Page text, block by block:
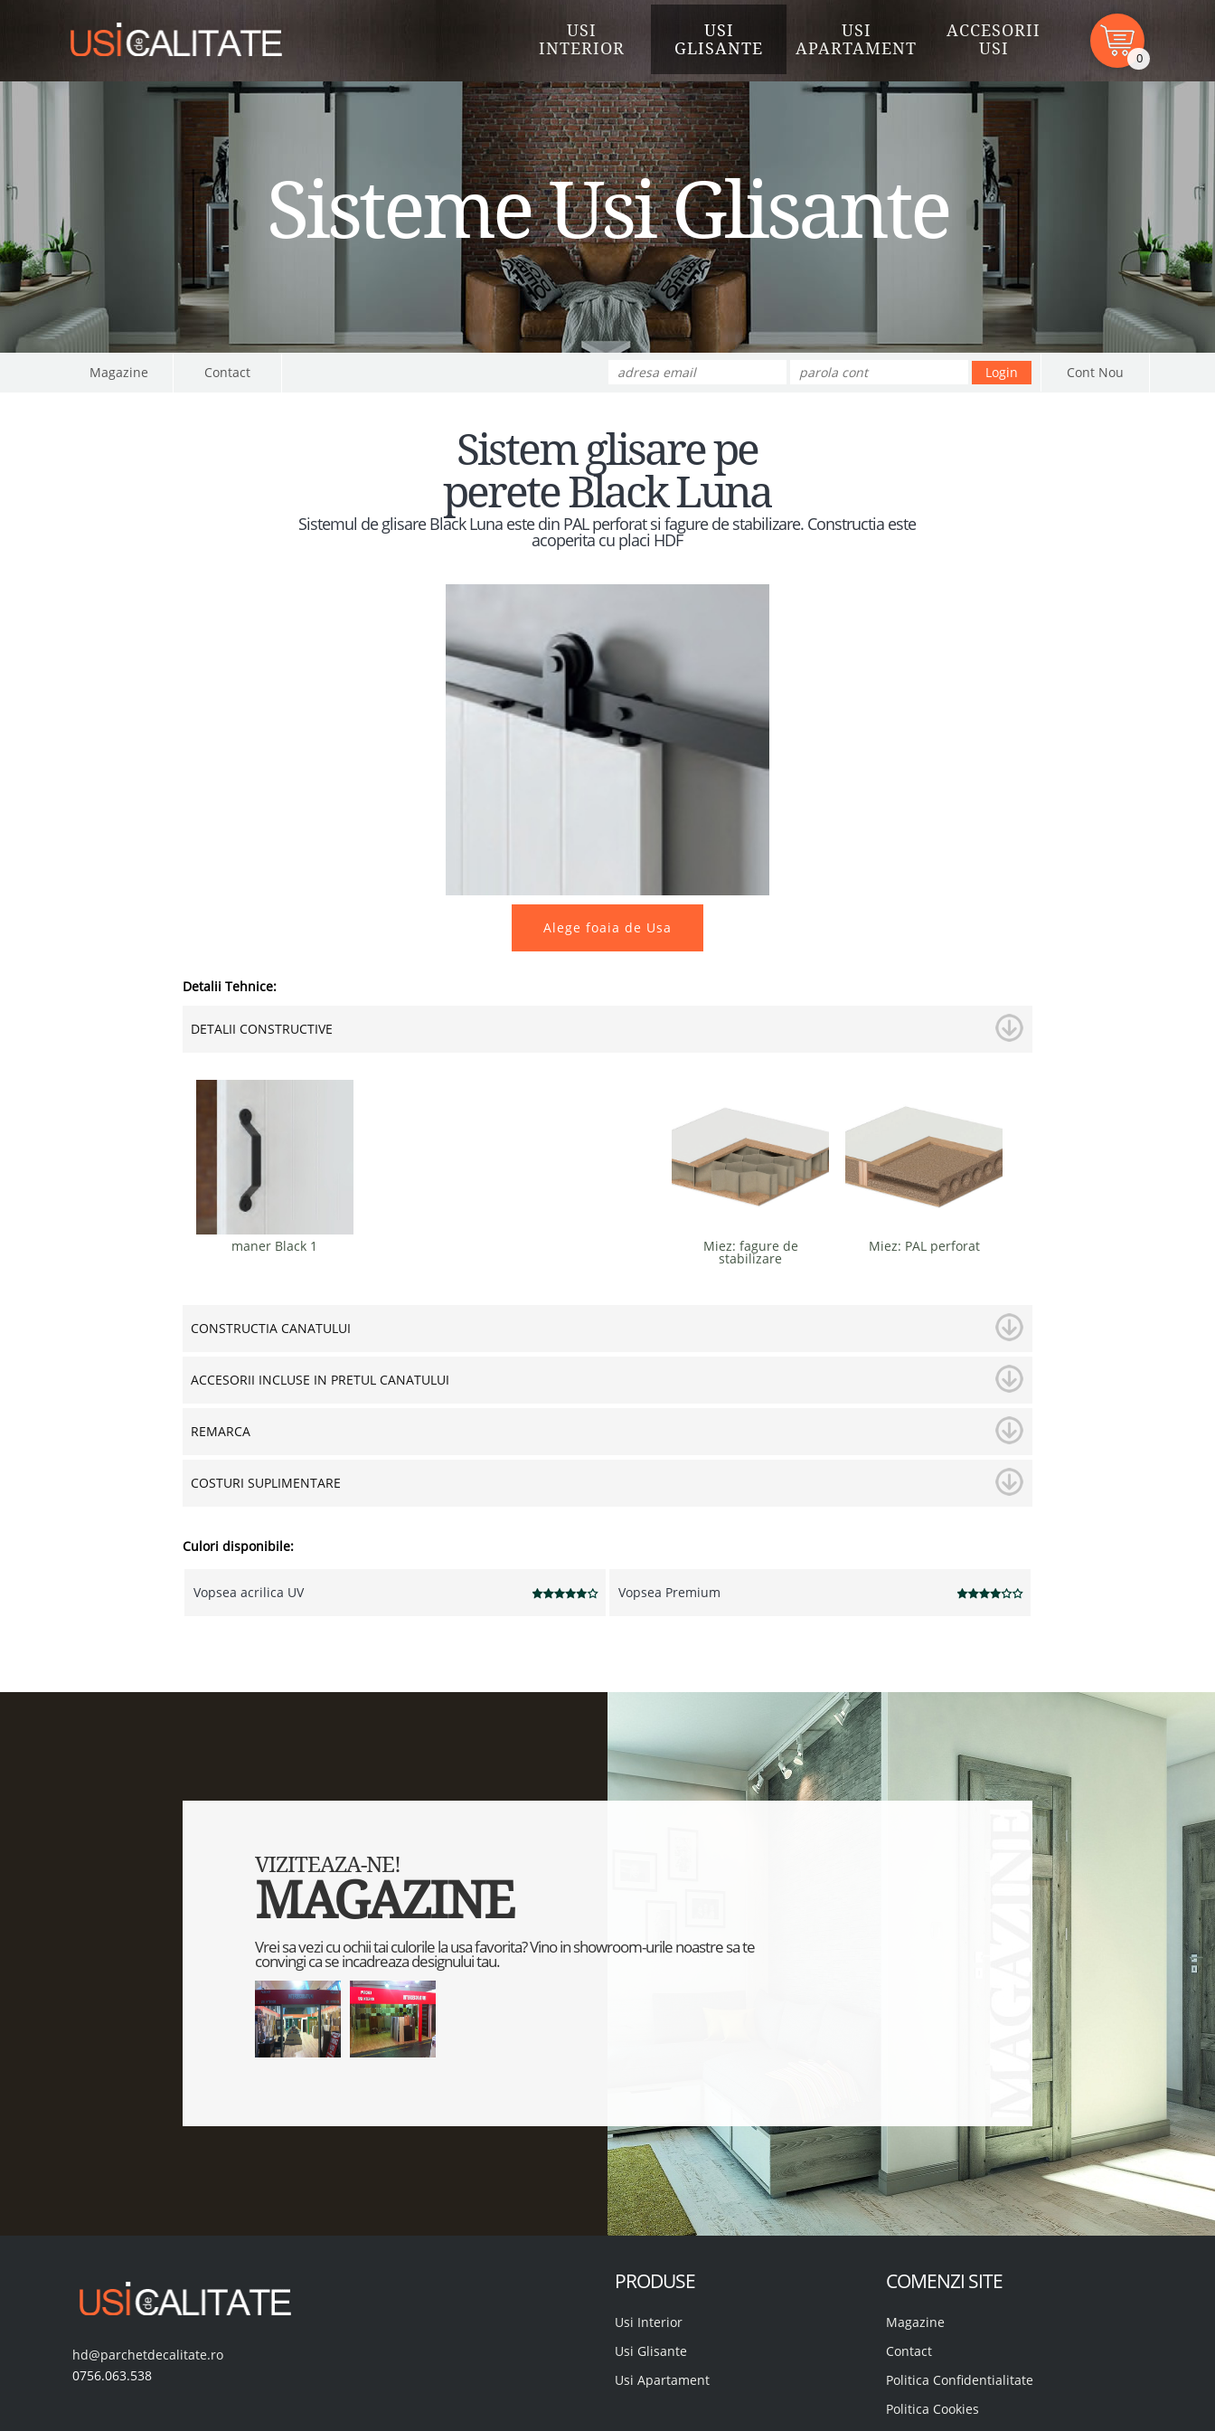
0
USI
INTERIOR
USI
GLISANTE
USI
APARTAMENT
ACCESORII
USI
Sisteme Usi Glisante
Magazine Contact Cont Nou
Sistem glisare pe
perete Black Luna
Sistemul de glisare Black Luna este din PAL perforat si fagure de stabilizare. Constructia este
acoperita cu placi HDF
Alege foaia de Usa
Detalii Tehnice:
DETALII CONSTRUCTIVE
maner Black 1 Miez: PAL perforat
Miez: fagure de
stabilizare
CONSTRUCTIA CANATULUI
ACCESORII INCLUSE IN PRETUL CANATULUI
REMARCA
COSTURI SUPLIMENTARE
Culori disponibile:
Vopsea acrilica UV Vopsea Premium
VIZITEAZA-NE!
MAGAZINE
Vrei sa vezi cu ochii tai culorile la usa favorita? Vino in showroom-urile noastre sa te
convingi ca se incadreaza designului tau.
hd@parchetdecalitate.ro
0756.063.538
PRODUSE
Usi Interior
Usi Glisante
Usi Apartament
COMENZI SITE
Magazine
Contact
Politica Confidentialitate
Politica Cookies